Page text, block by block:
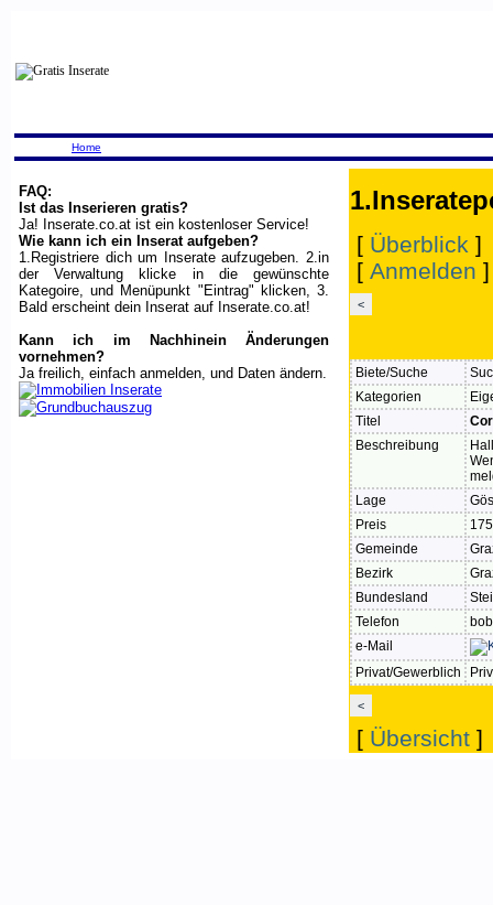
Home
FAQ:
Ist das Inserieren gratis?
Ja! Inserate.co.at ist ein kostenloser Service!
Wie kann ich ein Inserat aufgeben?
1.Registriere dich um Inserate aufzugeben. 2.in
der Verwaltung klicke in die gewünschte
Kategoire, und Menüpunkt "Eintrag" klicken, 3.
Bald erscheint dein Inserat auf Inserate.co.at!
Kann ich im Nachhinein Änderungen
vornehmen?
Ja freilich, einfach anmelden, und Daten ändern.
[ Überblick ]
[ Anmelden
<
Biete/Suche
Kategorien
Titel
Beschreibung
Lage
Preis
Gemeinde
Bezirk
Bundesland
Telefon
e-Mail
Privat/Gewerblich
<
[ Übersicht